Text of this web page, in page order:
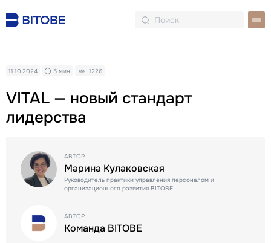
VITAL — новый стандарт
лидерства
11.10.2024 5 мин 1226
АВТОР
Марина Кулаковская
Руководитель практики управления персоналом и
организационного развития BITOBE
АВТОР
Команда BITOBE